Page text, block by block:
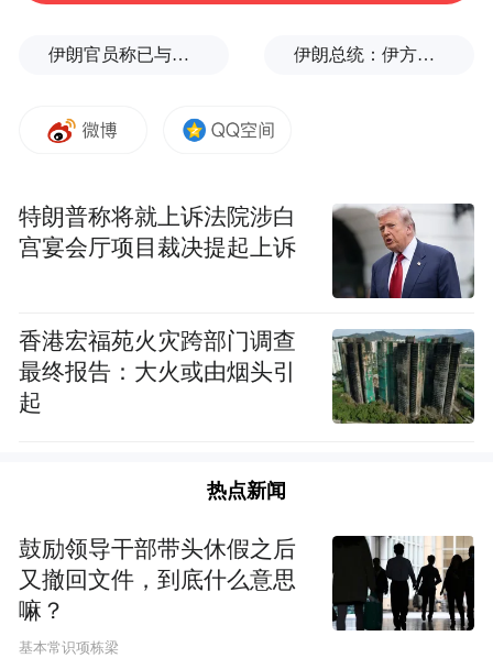
各地佛协严格落实“日报告”制度，明确相关
情况，确保上传下达，信息畅通。
四是发挥佛教界积极作用，履行社会责任。
湖北省佛教界发扬爱国爱教、扶危济困、服
务社会的优良传统，积极捐款捐物，为打赢
疫情防控阻击战作贡献。黄冈市黄州区佛协
为疫情防控筹集善款17余万元，募集价值7万
当地慈善组织捐款100万元，用于疫情防控工
款，募得善款2.6万元，购买并向当地医院捐
赠价值5万元的防护服，捐赠医用口罩6万
只；咸宁市佛教界为当地医院捐赠口罩、防
伊朗官员称已与阿曼就霍尔木兹海峡通行问题明确总体框架 伊朗总统：伊方未在涉谅解备忘录的谈判中作任何让步
特朗普称将就上诉法院涉白
宫宴会厅项目裁决提起上诉
香港宏福苑火灾跨部门调查
最终报告：大火或由烟头引
起
热点新闻
鼓励领导干部带头休假之后
又撤回文件，到底什么意思
嘛？
基本常识项栋梁